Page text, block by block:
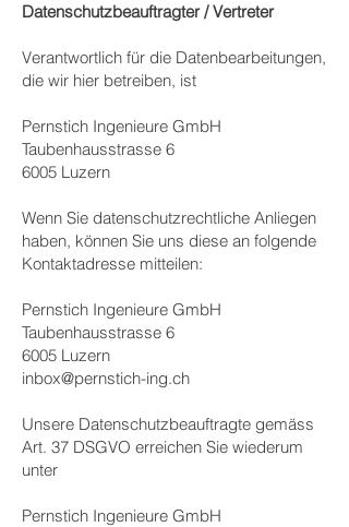
Datenschutzbeauftragter / Vertreter
Verantwortlich für die Datenbearbeitungen,
die wir hier betreiben, ist
Pernstich Ingenieure GmbH
Taubenhausstrasse 6
6005 Luzern
Wenn Sie datenschutzrechtliche Anliegen
haben, können Sie uns diese an folgende
Kontaktadresse mitteilen:
Pernstich Ingenieure GmbH
Taubenhausstrasse 6
6005 Luzern
inbox@pernstich-ing.ch
Unsere Datenschutzbeauftragte gemäss
Art. 37 DSGVO erreichen Sie wiederum
unter
Pernstich Ingenieure GmbH